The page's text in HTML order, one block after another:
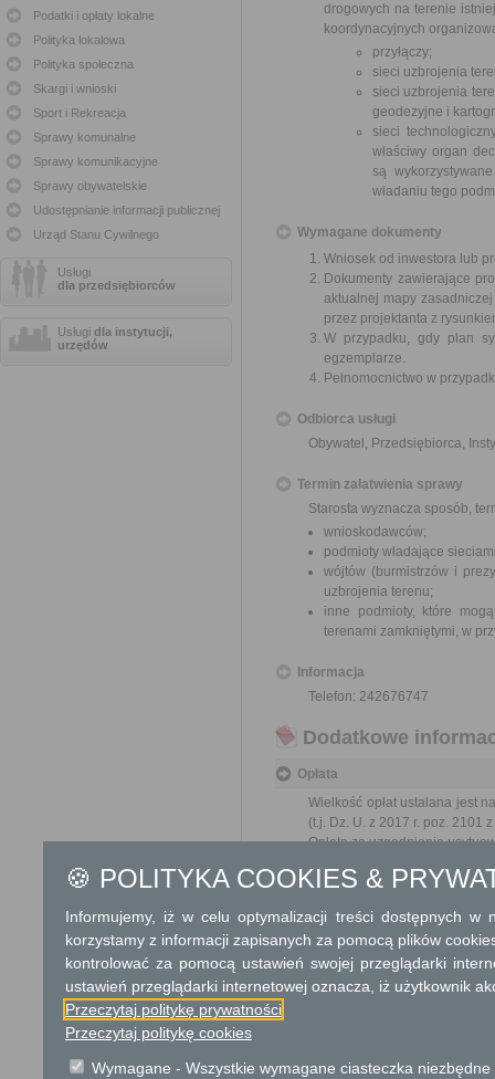
Podatki i opłaty lokalne
Polityka lokalowa
Polityka społeczna
Skargi i wnioski
Sport i Rekreacja
Sprawy komunalne
Sprawy komunikacyjne
Sprawy obywatelskie
Udostępnianie informacji publicznej
Urząd Stanu Cywilnego
Usługi
dla przedsiębiorców
Usługi dla instytucji,
urzędów
drogowych na terenie
koordynacyjnych
przyłączy;
sieci uzbrojenia
sieci uzbrojenia
geodezyjne i
sieci
właściwy organ
są
władaniu tego
Wymagane dokumenty
Wniosek od inwestora lub
Dokumenty zawierające
aktualnej mapy
przez projektanta z
W przypadku, gdy plan
egzemplarze.
Pełnomocnictwo w
Odbiorca usługi
Obywatel, Przedsiębiorca,
Termin załatwienia sprawy
Starosta wyznacza sposób,
wnioskodawców;
podmioty władające
wójtów (burmistrzów i
uzbrojenia terenu;
inne podmioty, które
terenami zamkniętymi, w
Informacja
Telefon: 242676747
Dodatkowe
Opłata
Wielkość opłat ustalana jest
(t.j. Dz. U. z 2017 r. poz. 2101
Opłata za uzgodnienie
150 zł - za jeden rodzaj
105 zł - (150 zł x 0,7) za
Opłata za uzgodnienie
105 zł – (150 zł x
73,50 zł – (150,00 x
17 zł opłata
🍪 POLITYKA COOKIES &
Informujemy, iż w celu optymalizacji treści dostępnych w
korzystamy z informacji zapisanych za pomocą plików
kontrolować za pomocą ustawień swojej przeglądarki
ustawień przeglądarki internetowej oznacza, iż użytkownik
Przeczytaj politykę prywatności
Przeczytaj politykę cookies
Wymagane - Wszystkie wymagane ciasteczka